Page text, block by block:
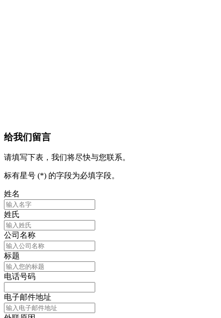
给我们留言
请填写下表，我们将尽快与您联系。
标有星号 (*) 的字段为必填字段。
姓名
姓氏
公司名称
标题
电话号码
电子邮件地址